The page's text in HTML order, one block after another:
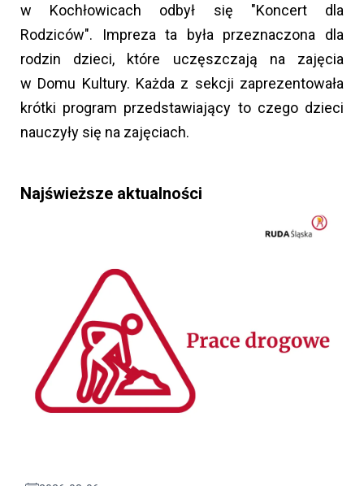
w Kochłowicach odbył się "Koncert dla
Rodziców". Impreza ta była przeznaczona dla
rodzin dzieci, które uczęszczają na zajęcia
w Domu Kultury. Każda z sekcji zaprezentowała
krótki program przedstawiający to czego dzieci
nauczyły się na zajęciach.
Najświeższe aktualności